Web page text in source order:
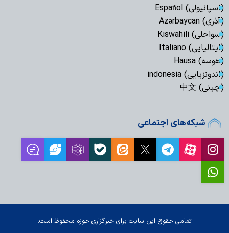
(اسپانیولی) Español
(آذری) Azərbaycan
(سواحلی) Kiswahili
(ایتالیایی) Italiano
(هوسه) Hausa
(اندونزیایی) indonesia
(چینی) 中文
شبکه‌های اجتماعی
تمامی حقوق این سایت برای خبرگزاری حوزه محفوظ است.